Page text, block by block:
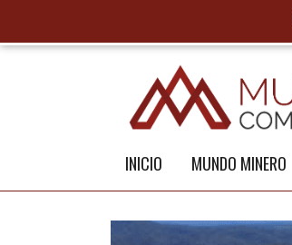
INICIO MUNDO MINERO